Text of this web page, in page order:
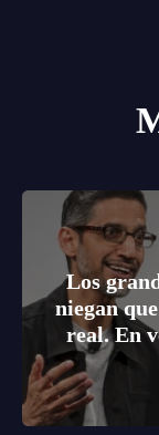
Los
niegan
real. En